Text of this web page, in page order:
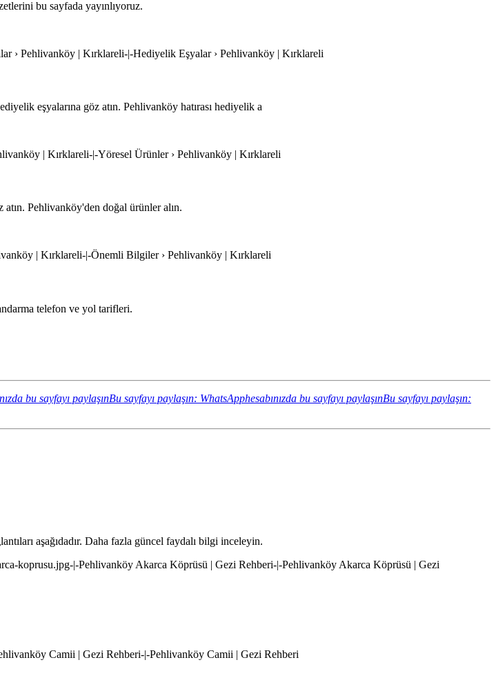
bu sayfada yayınlıyoruz.
Pehlivanköy | Kırklareli-|-Hediyelik Eşyalar › Pehlivanköy | Kırklareli
eşyalarına göz atın. Pehlivanköy hatırası hediyelik a
| Kırklareli-|-Yöresel Ürünler › Pehlivanköy | Kırklareli
Pehlivanköy'den doğal ürünler alın.
| Kırklareli-|-Önemli Bilgiler › Pehlivanköy | Kırklareli
telefon ve yol tarifleri.
bu sayfayı paylaşınBu sayfayı paylaşın: WhatsApphesabınızda bu sayfayı paylaşınBu sayfayı paylaşın:
aşağıdadır. Daha fazla güncel faydalı bilgi inceleyin.
koprusu.jpg-|-Pehlivanköy Akarca Köprüsü | Gezi Rehberi-|-Pehlivanköy Akarca Köprüsü | Gezi
Camii | Gezi Rehberi-|-Pehlivanköy Camii | Gezi Rehberi